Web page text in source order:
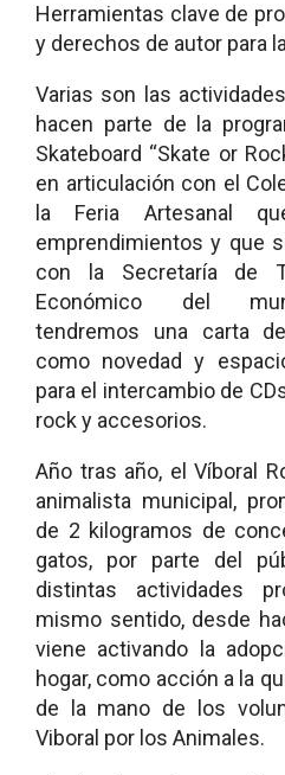
Herramientas clave de
y derechos de autor para
Varias son las
hacen parte de la
Skateboard “Skate or
en articulación con el
la Feria Artesanal
emprendimientos y que
con la Secretaría de
Económico del
tendremos una carta de
como novedad y
para el intercambio de
rock y accesorios.
Año tras año, el Víboral
animalista municipal,
de 2 kilogramos de
gatos, por parte del
distintas actividades
mismo sentido, desde
viene activando la
hogar, como acción a la
de la mano de los
Viboral por los Animales.